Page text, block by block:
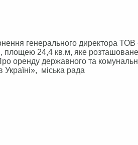
генерального директора
24,4 кв.м, яке розташоване
оренду державного та
міська рада